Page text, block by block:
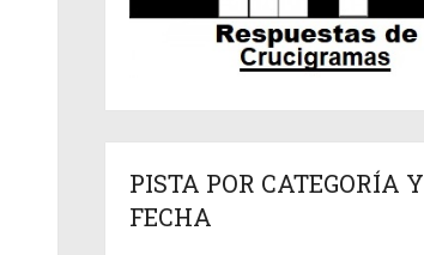
PISTA POR CATEGORÍA Y
FECHA